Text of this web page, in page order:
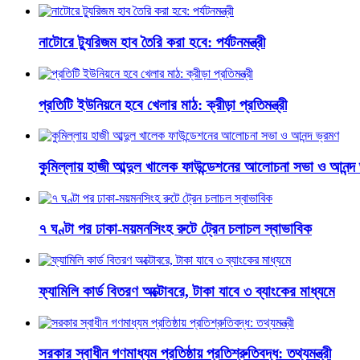
নাটোরে ট্যুরিজম হাব তৈরি করা হবে: পর্যটনমন্ত্রী
প্রতিটি ইউনিয়নে হবে খেলার মাঠ: ক্রীড়া প্রতিমন্ত্রী
কুমিল্লায় হাজী আব্দুল খালেক ফাউন্ডেশনের আলোচনা সভা ও
৭ ঘণ্টা পর ঢাকা-ময়মনসিংহ রুটে ট্রেন চলাচল স্বাভাবিক
ফ্যামিলি কার্ড বিতরণ অক্টোবরে, টাকা যাবে ৩ ব্যাংকের মাধ্যমে
সরকার স্বাধীন গণমাধ্যম প্রতিষ্ঠায় প্রতিশ্রুতিবদ্ধ: তথ্যমন্ত্রী